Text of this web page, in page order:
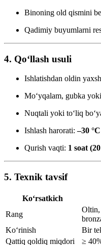
Binoning old qismini
Qadimiy buyumlarni
4. Qo‘llash usuli
Ishlatishdan oldin
Mo‘yqalam, gubka
Nuqtali yoki to‘liq
Ishlash harorati:–30
Qurish vaqti: 1 soat
5. Texnik tavsif
Ko‘rsatkich
Rang
Oltin,
Ko‘rinish
Bir
Qattiq qoldiq miqdori
≥